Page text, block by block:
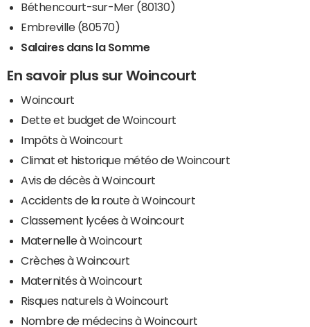
Béthencourt-sur-Mer (80130)
Embreville (80570)
Salaires dans la Somme
En savoir plus sur Woincourt
Woincourt
Dette et budget de Woincourt
Impôts à Woincourt
Climat et historique météo de Woincourt
Avis de décès à Woincourt
Accidents de la route à Woincourt
Classement lycées à Woincourt
Maternelle à Woincourt
Crèches à Woincourt
Maternités à Woincourt
Risques naturels à Woincourt
Nombre de médecins à Woincourt